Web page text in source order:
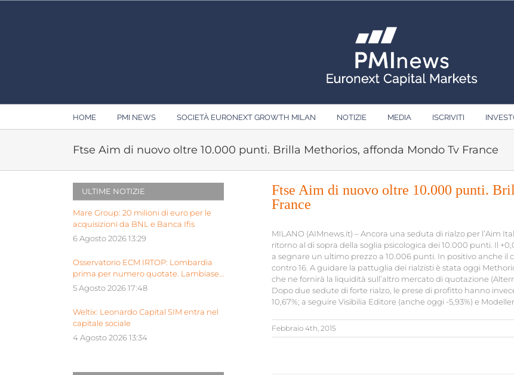
HOME PMI NEWS SOCIETÀ EURONEXT GROWTH MILAN NOTIZIE MEDIA ISCRIVITI
Ftse Aim di nuovo oltre 10.000 punti. Brilla Methorios, affonda Mondo Tv France
Ftse Aim di nuovo oltre 10.000 punti.
France
MILANO (AIMnews.it) – Ancora una seduta di rialzo per l’Aim
ritorno al di sopra della soglia psicologica dei 10.000 punti. Il
a segnare un ultimo prezzo a 10.006 punti. In positivo anche il
contro 16. A guidare la pattuglia dei rialzisti è stata oggi
che ne fornirà la liquidità sull’altro mercato di quotazione
Dopo due sedute di forte rialzo, le prese di profitto hanno
10,67%; a seguire Visibilia Editore (anche oggi -5,93%) e
Febbraio 4th, 2015
ULTIME NOTIZIE
Mare Group: 20 milioni di euro per le
acquisizioni da BNL e Banca Ifis
6 Agosto 2026 13:29
Osservatorio ECM IRTOP: Lombardia
prima per numero quotate. Lambiase:
“Milano piattaforma europea Siu”
5 Agosto 2026 17:48
Weltix: Leonardo Capital SIM entra nel
capitale sociale
4 Agosto 2026 13:34